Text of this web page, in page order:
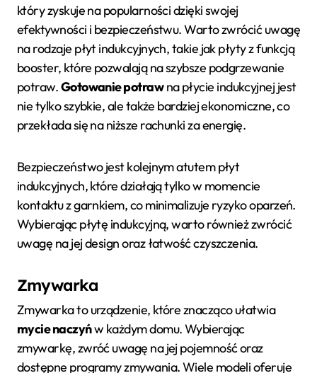
który zyskuje na popularności dzięki swojej
efektywności i bezpieczeństwu. Warto zwrócić uwagę
na rodzaje płyt indukcyjnych, takie jak płyty z funkcją
booster, które pozwalają na szybsze podgrzewanie
potraw.Gotowanie potrawna płycie indukcyjnej jest
nie tylko szybkie, ale także bardziej ekonomiczne, co
przekłada się na niższe rachunki za energię.
Bezpieczeństwo jest kolejnym atutem płyt
indukcyjnych, które działają tylko w momencie
kontaktu z garnkiem, co minimalizuje ryzyko oparzeń.
Wybierając płytę indukcyjną, warto również zwrócić
uwagę na jej design oraz łatwość czyszczenia.
Zmywarka
Zmywarka to urządzenie, które znacząco ułatwia
mycie naczyńw każdym domu. Wybierając
zmywarkę, zwróć uwagę na jej pojemność oraz
dostępne programy zmywania. Wiele modeli oferuje